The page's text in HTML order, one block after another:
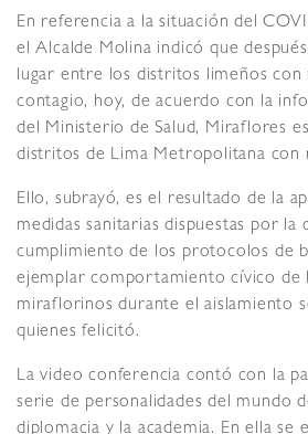
En referencia a la situación del
el Alcalde Molina indicó que
lugar entre los distritos limeños con
contagio, hoy, de acuerdo con la
del Ministerio de Salud, Miraflores
distritos de Lima Metropolitana con
Ello, subrayó, es el resultado de la
medidas sanitarias dispuestas por la
cumplimiento de los protocolos de
ejemplar comportamiento cívico de
miraflorinos durante el aislamiento
quienes felicitó.
La video conferencia contó con la
serie de personalidades del mundo
diplomacia y la academia. En ella se